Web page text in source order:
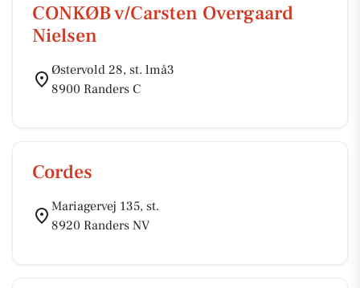
CONKØB v/Carsten Overgaard
Nielsen
Østervold 28, st. lmå3
8900 Randers C
Cordes
Mariagervej 135, st.
8920 Randers NV